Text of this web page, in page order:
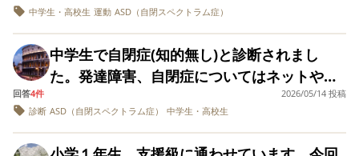
とんどで、「帰らないで学校にいて」と言わ
れるのもストレスです。（仕事があるので帰
りますが、休みだと言い訳できず少し残る日
もあります） 学校では、立ち歩きは無いもの
の、ノートは書きましょうと言われたことの
半分しか書けていなかったり、話を聞いてい
っておく訳にはいかないよなぁと思っている
所です。 児童精神科受診も教育相談センター
に相談もしています。 3年の時に言語聴覚士
の個別療育も通ってましたが、学校に行ける
ようになるという目標でした。あとは思春期
絶望して泣いてしまいます。 障害者枠の賃金
額を見ると、本当に自立できるのか不安で、
友人関係や人並みの娯楽は諦めるべきなのか
とも考えています。普通の生活を送ることは
すところでぐちゃぐちゃになってしまいま
いい金具を買って何とかやっています。他に
今まで必要な時はクラスメイトにやってもら
っていたようです。 本人はこんなの出来なく
ていいんだ！母は大袈裟だと言います。 将来
困るのではないか、親の自分も発達障害があ
中学生・高校生 運動 ASD（自閉スペクトラム症）
中学生で自閉症(知的無し)と診断されまし
た。発達障害、自閉症についてはネットや分
かりやすい本、先生の講演会である程度知識
を得ました。ですがどれも小さい頃に診断さ
回答4件
2026/05/14 投稿
診断 ASD（自閉スペクトラム症） 中学生・高校生